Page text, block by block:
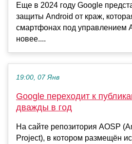
Еще в 2024 году Google
защиты Android от краж,
смартфонах под управлением
новее....
19:00, 07 Янв
Google переходит к
дважды в год
На сайте репозитория AOSP
Project), в котором размещён